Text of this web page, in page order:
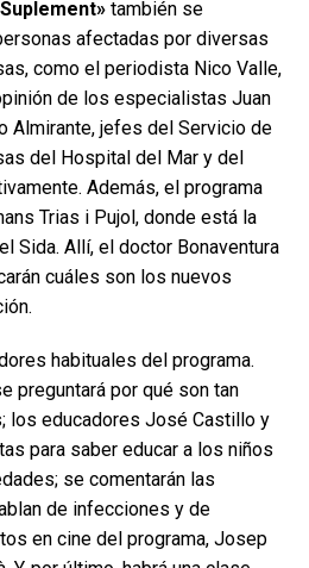
también se
afectadas por diversas
como el periodista Nico Valle,
de los especialistas Juan
Almirante, jefes del Servicio de
del Hospital del Mar y del
Además, el programa
Trias i Pujol, donde está la
Sida. Allí, el doctor Bonaventura
cuáles son los nuevos
habituales del programa.
preguntará por qué son tan
los educadores José Castillo y
para saber educar a los niños
se comentarán las
de infecciones y de
en cine del programa, Josep